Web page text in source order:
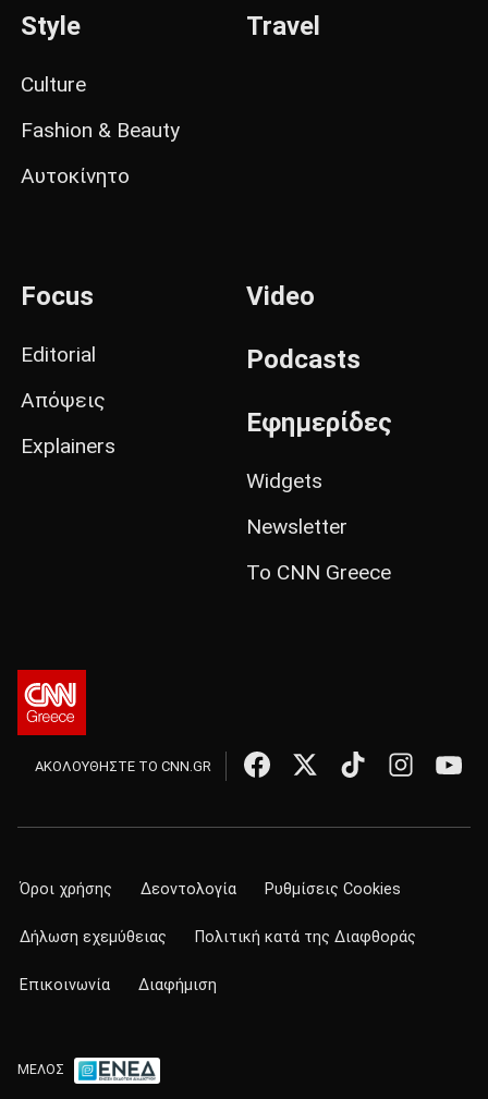
Style
Culture
Fashion & Beauty
Αυτοκίνητο
Travel
Focus
Editorial
Απόψεις
Explainers
Video
Podcasts
Εφημερίδες
Widgets
Newsletter
Το CNN Greece
ΑΚΟΛΟΥΘΗΣΤΕ ΤΟ CNN.GR
Όροι χρήσης Δεοντολογία Ρυθμίσεις Cookies
Δήλωση εχεμύθειας Πολιτική κατά της Διαφθοράς
Επικοινωνία Διαφήμιση
ΜΕΛΟΣ